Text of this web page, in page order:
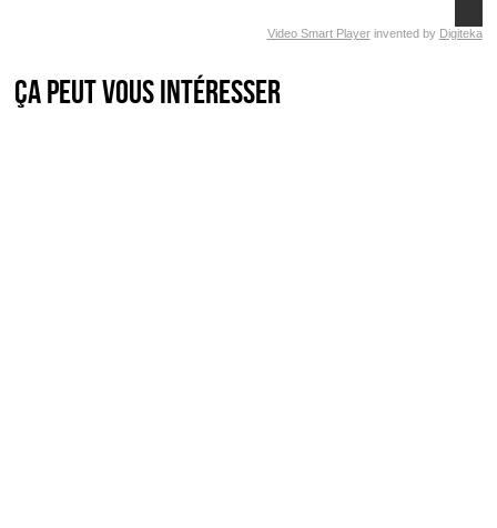
Video Smart Playerinvented by Digiteka
Ça peut vous intéresser